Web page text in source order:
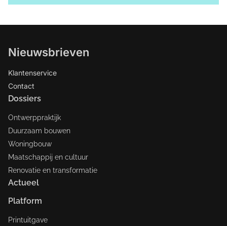
Nieuwsbrieven
Klantenservice
Contact
Dossiers
Ontwerppraktijk
Duurzaam bouwen
Woningbouw
Maatschappij en cultuur
Renovatie en transformatie
Actueel
Platform
Printuitgave